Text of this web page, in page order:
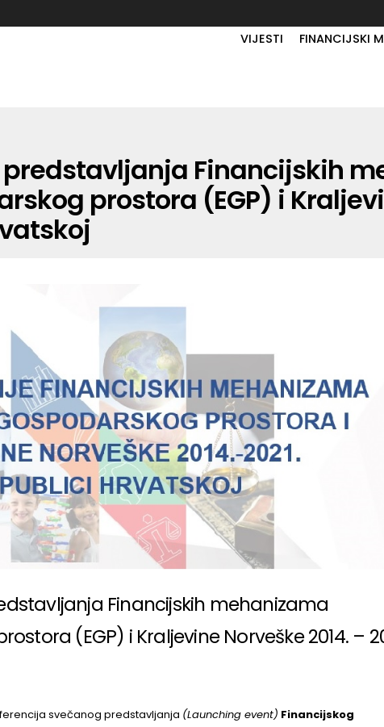
VIJESTI FINANCIJSKI
Financijskih
prostora (EGP) i
Financijskih mehanizama
(EGP) i Kraljevine Norveške 2014. –
svečanog predstavljanja (Launching event) Financijskog